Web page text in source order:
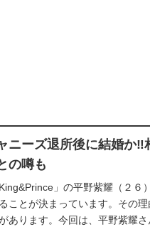
ニーズ退所後に結婚か‼︎
の噂も
」の平野紫耀（２６
ことが決まっています。その
あります。今回は、平野紫耀